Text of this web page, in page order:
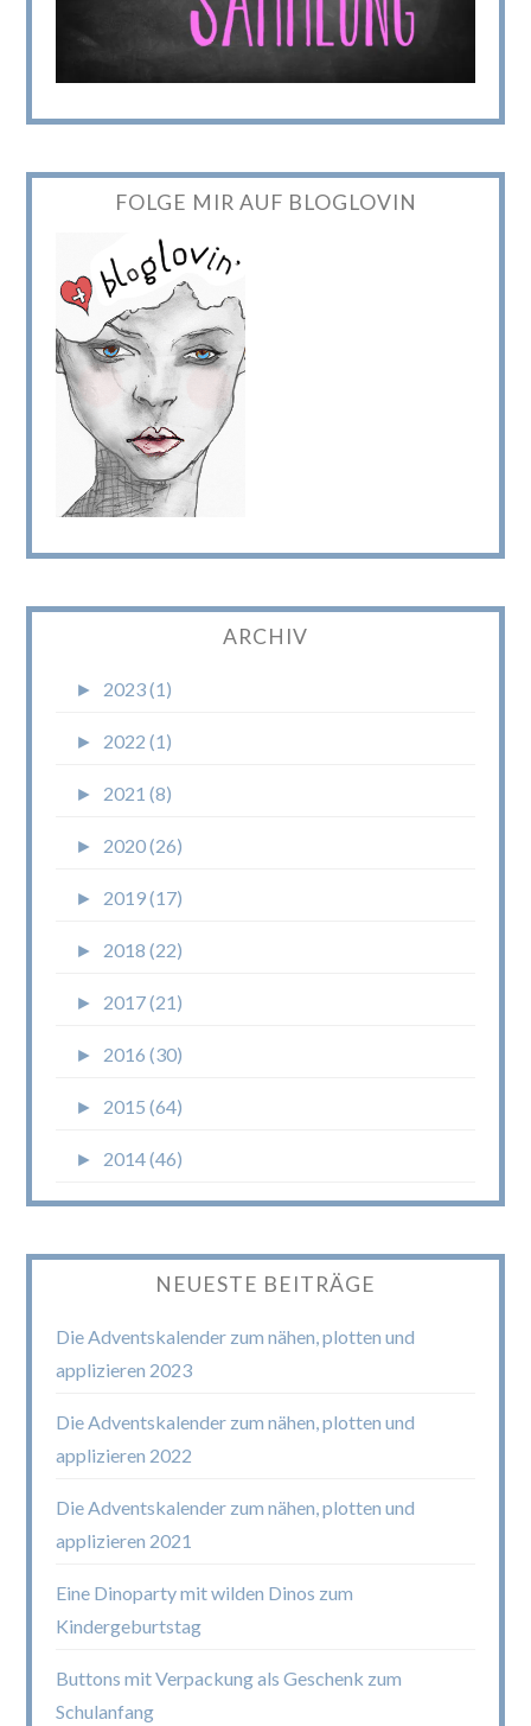
FOLGE MIR AUF BLOGLOVIN
ARCHIV
► 2023 (1)
► 2022 (1)
► 2021 (8)
► 2020 (26)
► 2019 (17)
► 2018 (22)
► 2017 (21)
► 2016 (30)
► 2015 (64)
► 2014 (46)
NEUESTE BEITRÄGE
Die Adventskalender zum nähen, plotten und
applizieren 2023
Die Adventskalender zum nähen, plotten und
applizieren 2022
Die Adventskalender zum nähen, plotten und
applizieren 2021
Eine Dinoparty mit wilden Dinos zum
Kindergeburtstag
Buttons mit Verpackung als Geschenk zum
Schulanfang